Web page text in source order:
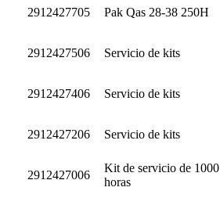
2912427705 Pak Qas 28-38 250H
2912427506 Servicio de kits
2912427406 Servicio de kits
2912427206 Servicio de kits
2912427006
Kit de servicio de 1000
horas